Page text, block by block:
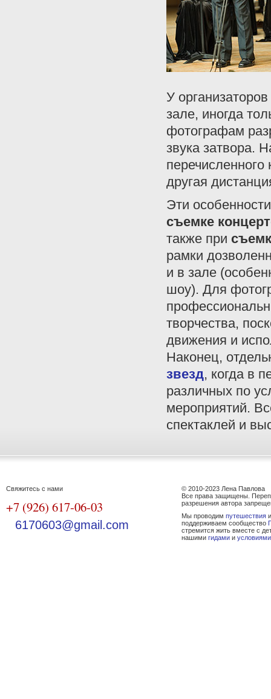
У
зале, иногда
фотографам
звука затвора.
другая
Эти
съемке
также при
рамки
и в зале
шоу). Для
творчества,
движения и
Наконец,
звезд, когда в
различных по
мероприятий.
спектаклей и
Свяжитесь с нами
+7 (926) 617-06-03
6170603@gmail.com
© 2010-2023 Лена Павлова
Все права защищены.
разрешения автора
Мы проводим путешествия
поддерживаем сообщество
стремится жить вместе с
нашими гидами и условиями